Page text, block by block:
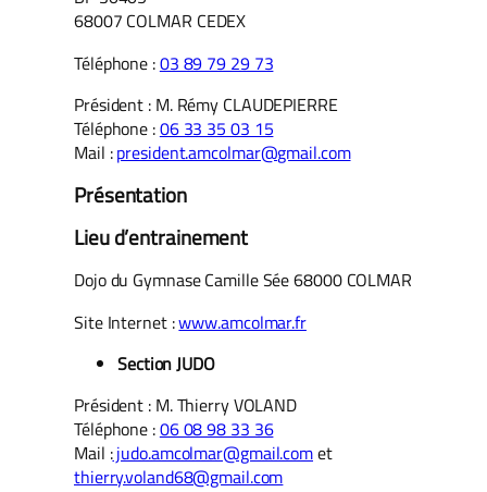
68007 COLMAR CEDEX
Téléphone :03 89 79 29 73
Président : M. Rémy CLAUDEPIERRE
Téléphone :06 33 35 03 15
Mail :president.amcolmar@gmail.com
Présentation
Lieu d’entrainement
Dojo du Gymnase Camille Sée 68000 COLMAR
Site Internet :www.amcolmar.fr
Section JUDO
Président : M. Thierry VOLAND
Téléphone :06 08 98 33 36
Mail :judo.amcolmar@gmail.comet
thierry.voland68@gmail.com